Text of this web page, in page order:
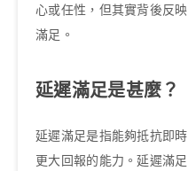
心或任性，但其實背後反
滿足。
延遲滿足是甚麼？
延遲滿足是指能夠抵抗即
更大回報的能力。延遲滿